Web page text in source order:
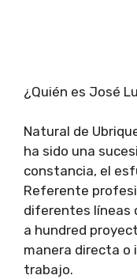
¿Quién es José
Natural de
ha sido una
constancia, el
Referente
diferentes líneas
a hundred
manera directa o
trabajo.